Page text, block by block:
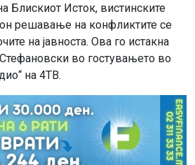
Блискиот Исток, вистинските
решавање на конфликтите се
на јавноста. Ова го истакна
во гостувањето во
на 4ТВ.